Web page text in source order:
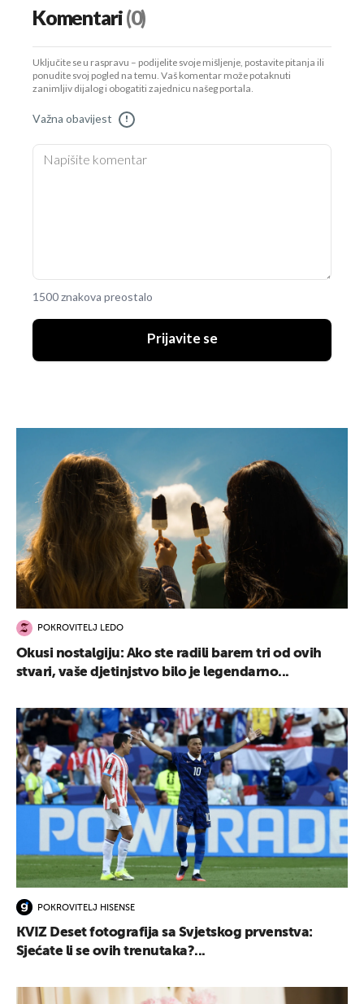
Komentari(0)
Uključite se u raspravu – podijelite svoje mišljenje, postavite pitanja ili
ponudite svoj pogled na temu. Vaš komentar može potaknuti
zanimljiv dijalog i obogatiti zajednicu našeg portala.
Važna obavijest !
1500 znakova preostalo
Prijavite se
POKROVITELJ LEDO
Okusi nostalgiju: Ako ste radili barem tri od ovih
stvari, vaše djetinjstvo bilo je legendarno...
POKROVITELJ HISENSE
KVIZ Deset fotografija sa Svjetskog prvenstva:
Sjećate li se ovih trenutaka?...